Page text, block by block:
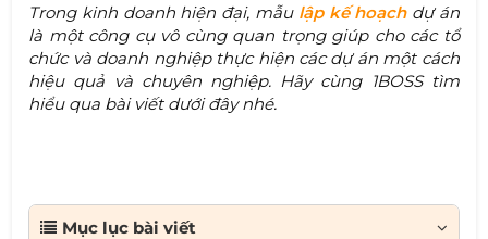
Trong kinh doanh hiện đại, mẫu lập kế hoạchdự án
là một công cụ vô cùng quan trọng giúp cho các tổ
chức và doanh nghiệp thực hiện các dự án một cách
hiệu quả và chuyên nghiệp. Hãy cùng 1BOSS tìm
hiểu qua bài viết dưới đây nhé.
Mục lục bài viết